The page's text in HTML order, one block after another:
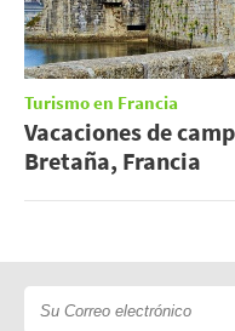
Turismo en Francia
Vacaciones de
Bretaña, Francia